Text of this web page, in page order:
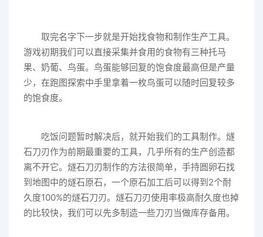
取完名字下一步就是开始找食物和制作生产工具。
游戏初期我们可以直接采集并食用的食物有三种托马
果、奶葡、鸟蛋。鸟蛋能够回复的饱食度最高但是产量
少，在跑图探索中手里拿着一枚鸟蛋可以随时回复较多
的饱食度。
吃饭问题暂时解决后，就开始我们的工具制作。燧
石刀刃作为前期最重要的工具，几乎所有的生产创造都
离不开它。燧石刀刃制作的方法很简单，手持圆卵石找
到地图中的燧石原石，一个原石加工后可以得到2个耐
久度100%的燧石刀刃。燧石刀刃使用率极高耐久度也掉
的比较快，我们可以先多制造一些刀刃当做库存备用。